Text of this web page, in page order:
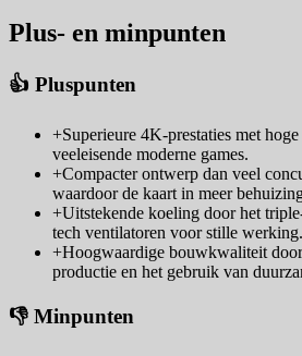
Plus- en minpunten
👍 Pluspunten
+Superieure 4K-prestaties met
veeleisende moderne games.
+Compacter ontwerp dan veel
waardoor de kaart in meer
+Uitstekende koeling door het
tech ventilatoren voor stille werking.
+Hoogwaardige bouwkwaliteit
productie en het gebruik van
👎 Minpunten